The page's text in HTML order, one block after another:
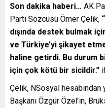
Son dakika haberi… AK
Parti Sözcüsü Ömer Çelik,
dışında destek bulmak
ve Türkiye’yi şikayet
haline getirdi. Bu durum
için çok kötü bir sicildir.”
Çelik, NSosyal hesabından
Başkanı Özgür Özel’in,